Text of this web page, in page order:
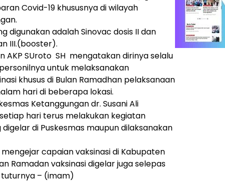
Covid-19 khususnya di wilayah
digunakan adalah Sinovac dosis II dan
III.(booster).
AKP SUroto SH mengatakan dirinya selalu
untuk melaksanakan
khusus di Bulan Ramadhan pelaksanaan
hari di beberapa lokasi.
Ketanggungan dr. Susani Ali
hari terus melakukan kegiatan
di Puskesmas maupun dilaksanakan
mengejar capaian vaksinasi di Kabupaten
Ramadan vaksinasi digelar juga selepas
– (imam)